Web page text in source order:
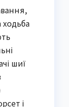
ходьба
шиї
і